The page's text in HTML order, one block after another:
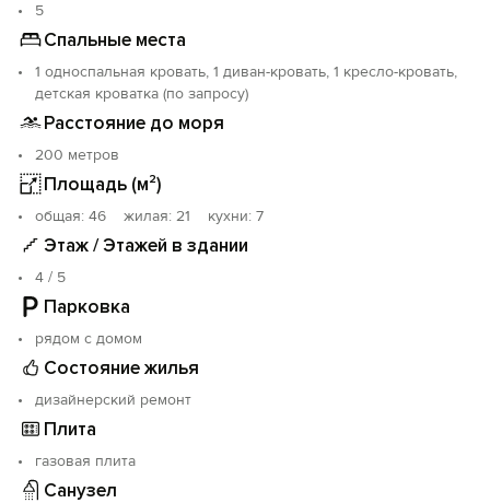
О Штормовом: Климат морской, сочетающийся со
степным. Из-за открытой прибрежной полосы вода
всегда чистая и быстро прогревается. Вход в море
пологий, плавно переходит на глубину, крупных
камней нет. Также есть озеро с голубой глиной и
озеро с иловой черной сульфатной грязью (для
профилактики различных заболеваний суставов,
опорно-двигательной системы человека).
Инфраструктура посёлка развита, в летнее время
работают обширные рынки, точки торговли и отдыха.
Трансфер (из Симферополя, из Аэропорта
5
Спальные места
1 односпальная кровать, 1 диван-кровать, 1 кресло-кровать,
детская кроватка (по запросу)
Расстояние до моря
200 метров
Площадь (м²)
oбщая: 46 жилая: 21 кухни: 7
Этаж / Этажей в здании
4 / 5
Парковка
рядом с домом
Состояние жилья
дизайнерский ремонт
Плита
газовая плита
Санузел